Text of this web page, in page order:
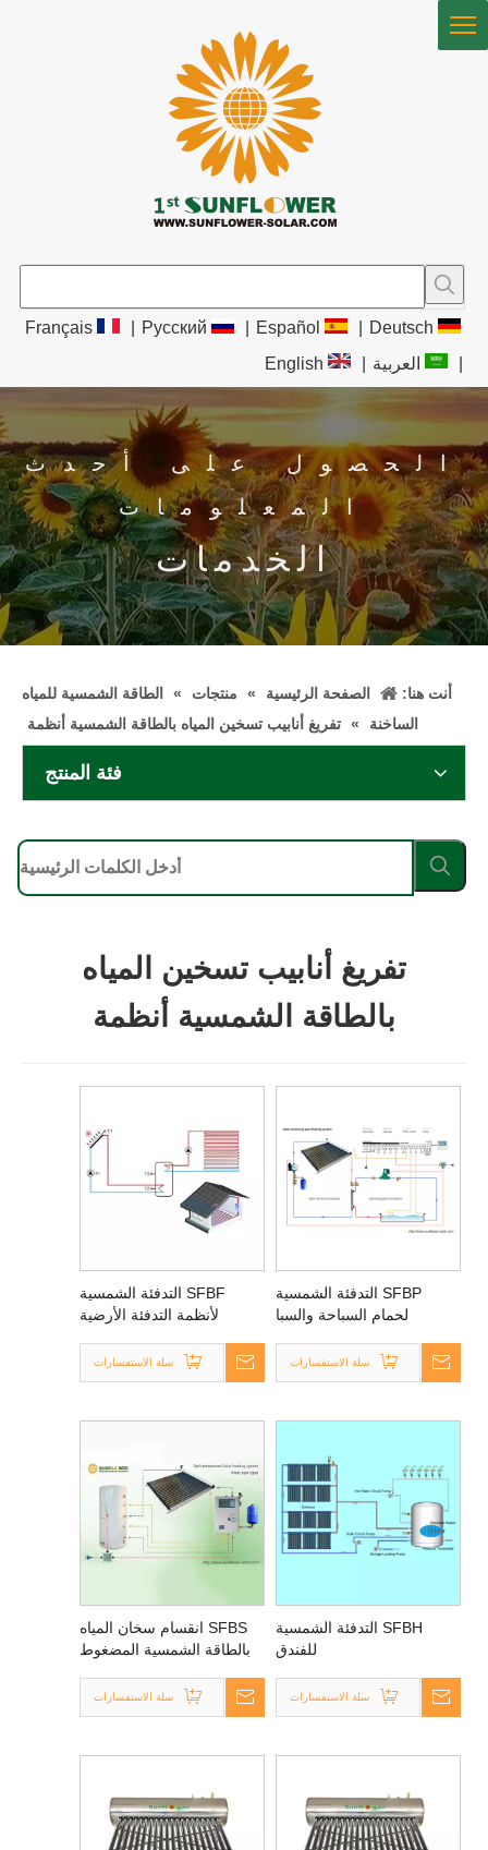
Deutsch
Español
Pусский
Français
العربية English
الحصول على أحدث
المعلومات
الخدمات
أنت هنا: الصفحة الرئيسية » منتجات »
الطاقة الشمسية للمياه
الساخنة
» تفريغ أنابيب تسخين المياه بالطاقة الشمسية أنظمة
فئة المنتج
تفريغ أنابيب تسخين المياه
بالطاقة الشمسية أنظمة
SFBP التدفئة الشمسية
لحمام السباحة والسبا
سلة الاستفسارات
SFBF التدفئة الشمسية
لأنظمة التدفئة الأرضية
سلة الاستفسارات
SFBH التدفئة الشمسية
للفندق
سلة الاستفسارات
SFBS انقسام سخان المياه
بالطاقة الشمسية المضغوط
سلة الاستفسارات